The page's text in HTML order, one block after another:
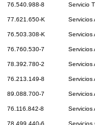
76.540.988-8 Servicio
77.621.650-K Servicios
76.503.308-K Servicios
76.760.530-7 Servicios
78.392.780-2 Servicios
76.213.149-8 Servicios
89.088.700-7 Servicios
76.116.842-8 Servicios
78.499.440-6 Servicios